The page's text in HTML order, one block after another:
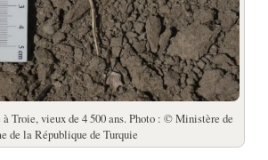
Troie, vieux de 4 500 ans. Photo : © Ministère de
de la République de Turquie